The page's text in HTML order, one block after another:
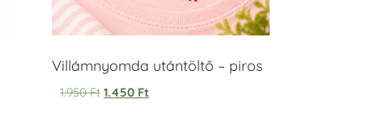
Villámnyomda utántöltő – piros
1.950Ft 1.450 Ft